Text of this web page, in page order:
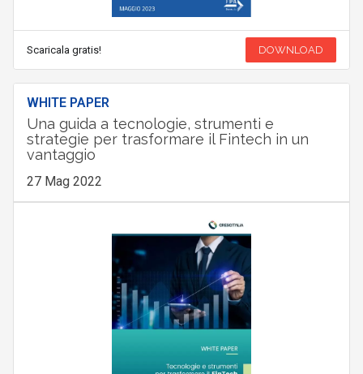
Scaricala gratis! DOWNLOAD
WHITE PAPER
Una guida a tecnologie, strumenti e
strategie per trasformare il Fintech in un
vantaggio
27 Mag 2022